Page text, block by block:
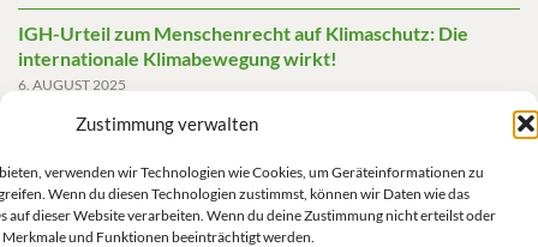
Zustimmung verwalten
verwenden wir Technologien wie Cookies, um Geräteinformationen zu
Wenn du diesen Technologien zustimmst, können wir Daten wie das
auf dieser Website verarbeiten. Wenn du deine Zustimmung nicht erteilst oder
und Funktionen beeinträchtigt werden.
IGH-Urteil zum Menschenrecht auf Klimaschutz: Die
internationale Klimabewegung wirkt!
6. AUGUST 2025
Friedensgutachten 2025
Die AfD mit mehr Demokratie wegregieren
14. MAI 2025